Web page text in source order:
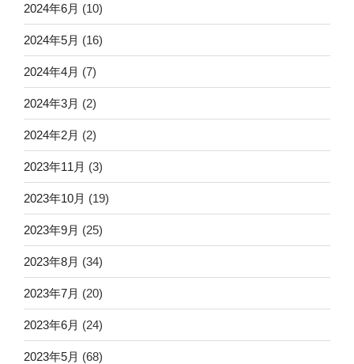
2024年6月 (10)
2024年5月 (16)
2024年4月 (7)
2024年3月 (2)
2024年2月 (2)
2023年11月 (3)
2023年10月 (19)
2023年9月 (25)
2023年8月 (34)
2023年7月 (20)
2023年6月 (24)
2023年5月 (68)